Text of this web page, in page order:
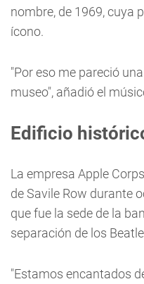
nombre, de 1969, cuya
ícono.
"Por eso me pareció
museo", añadió el
Edificio
La empresa Apple
de Savile Row durante
que fue la sede de la
separación de los
"Estamos encantados